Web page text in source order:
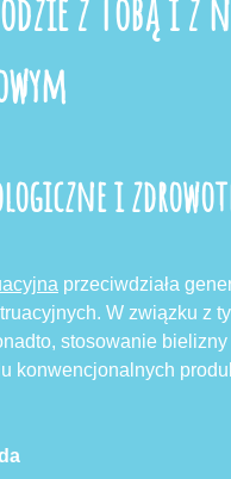
z Tobą i
i
przeciwdziała
W związku z
stosowanie
konwencjonalnych